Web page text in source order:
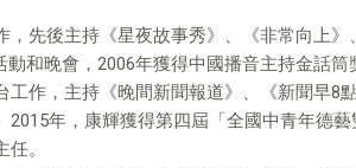
，先後主持《星夜故事秀》、《非常向上
和晚會，2006年獲得中國播音主持金話筒
工作，主持《晚間新聞報道》、《新聞早8
年，康輝獲得第四屆「全國中青年德藝
。